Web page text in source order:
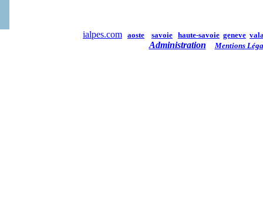
ialpes.com aoste savoie haute-savoie geneve
Administration Mentions